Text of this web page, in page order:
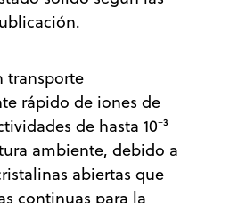
transporte
rápido de iones de
de hasta 10⁻³
ambiente, debido a
abiertas que
continuas para la